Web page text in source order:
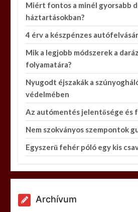
Miért fontos a minél gyorsabb
háztartásokban?
4 érv a készpénzes
Mik a legjobb módszerek a
folyamatára?
Nyugodt éjszakák a
védelmében
Az autómentés jelentősége és
Nem szokványos szempontok
Egyszerű fehér póló egy kis
Archívum